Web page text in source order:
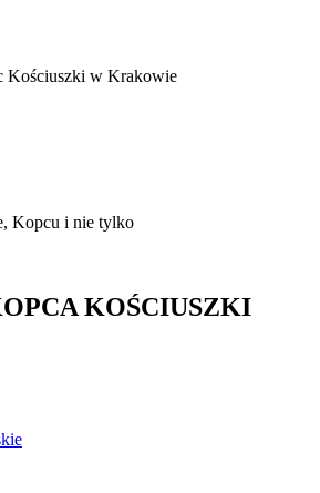
Kościuszki w Krakowie
Kopcu i nie tylko
KOŚCIUSZKI